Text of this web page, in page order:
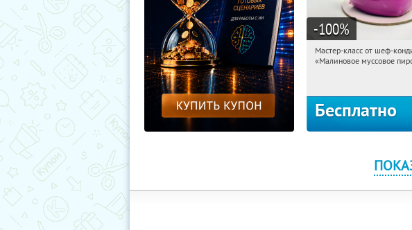
-100%
07:37:49
Мастер-класс от шеф-
«Малиновое муссовое
Бесплатно